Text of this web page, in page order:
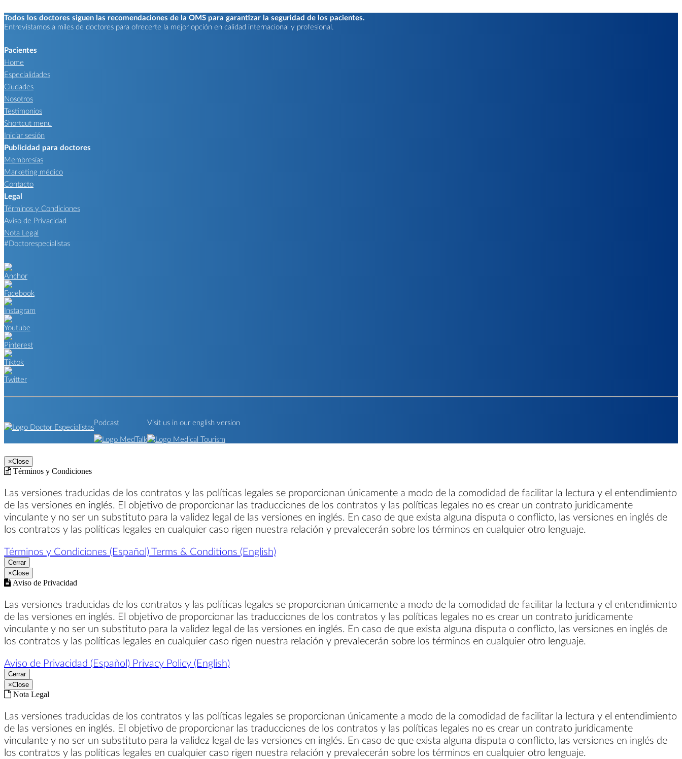
Todos los doctores siguen las recomendaciones de la OMS para garantizar la seguridad de los pacientes.
Entrevistamos a miles de doctores para ofrecerte la mejor opción en calidad internacional y profesional.
Pacientes
Home
Especialidades
Ciudades
Nosotros
Testimonios
Shortcut menu
Iniciar sesión
Publicidad para doctores
Membresías
Marketing médico
Contacto
Legal
Términos y Condiciones
Aviso de Privacidad
Nota Legal
#Doctorespecialistas
Podcast Visit us in our english version
×Close
Términos y Condiciones
Las versiones traducidas de los contratos y las políticas legales se proporcionan únicamente a modo de la comodidad de facilitar la lectura y el entendimiento
de las versiones en inglés. El objetivo de proporcionar las traducciones de los contratos y las políticas legales no es crear un contrato jurídicamente
vinculante y no ser un substituto para la validez legal de las versiones en inglés. En caso de que exista alguna disputa o conflicto, las versiones en inglés de
los contratos y las políticas legales en cualquier caso rigen nuestra relación y prevalecerán sobre los términos en cualquier otro lenguaje.
Términos y Condiciones (Español) Terms & Conditions (English)
Cerrar
×Close
Aviso de Privacidad
Las versiones traducidas de los contratos y las políticas legales se proporcionan únicamente a modo de la comodidad de facilitar la lectura y el entendimiento
de las versiones en inglés. El objetivo de proporcionar las traducciones de los contratos y las políticas legales no es crear un contrato jurídicamente
vinculante y no ser un substituto para la validez legal de las versiones en inglés. En caso de que exista alguna disputa o conflicto, las versiones en inglés de
los contratos y las políticas legales en cualquier caso rigen nuestra relación y prevalecerán sobre los términos en cualquier otro lenguaje.
Aviso de Privacidad (Español) Privacy Policy (English)
Cerrar
×Close
Nota Legal
Las versiones traducidas de los contratos y las políticas legales se proporcionan únicamente a modo de la comodidad de facilitar la lectura y el entendimiento
de las versiones en inglés. El objetivo de proporcionar las traducciones de los contratos y las políticas legales no es crear un contrato jurídicamente
vinculante y no ser un substituto para la validez legal de las versiones en inglés. En caso de que exista alguna disputa o conflicto, las versiones en inglés de
los contratos y las políticas legales en cualquier caso rigen nuestra relación y prevalecerán sobre los términos en cualquier otro lenguaje.